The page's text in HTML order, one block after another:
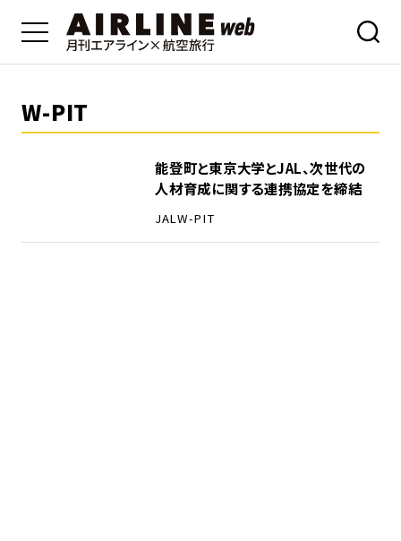
W-PIT
能登町と東京大学とJAL、次世代の
人材育成に関する連携協定を締結
JALW-PIT